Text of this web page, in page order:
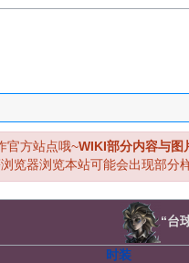
官方站点哦~WIKI部分内容与图
览器浏览本站可能会出现部分
“台
时装